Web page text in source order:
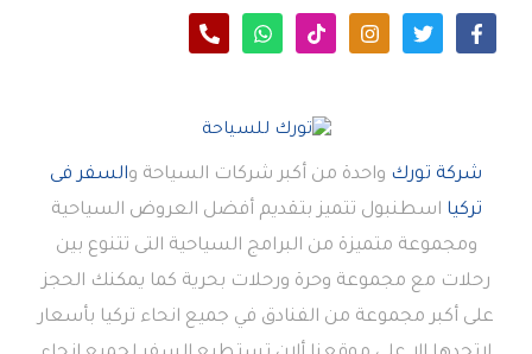
شركة تورك واحدة من أكبر شركات السياحة والسفر فى
تركيا اسطنبول تتميز بتقديم أفضل العروض السياحية
ومجموعة متميزة من البرامج السياحية التى تتنوع بين
رحلات مع مجموعة وحرة ورحلات بحرية كما يمكنك الحجز
على أكبر مجموعة من الفنادق في جميع انحاء تركيا بأسعار